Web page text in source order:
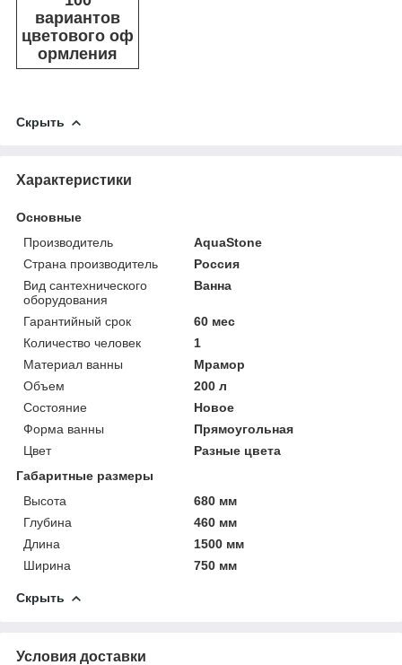
вариантов
цветового оф
ормления
Скрыть
Характеристики
Основные
Производитель
AquaStone
Страна производитель
Россия
Вид сантехнического
оборудования
Ванна
Гарантийный срок
60 мес
Количество человек
1
Материал ванны
Мрамор
Объем
200 л
Состояние
Новое
Форма ванны
Прямоугольная
Цвет
Разные цвета
Габаритные размеры
Высота
680 мм
Глубина
460 мм
Длина
1500 мм
Ширина
750 мм
Скрыть
Условия доставки